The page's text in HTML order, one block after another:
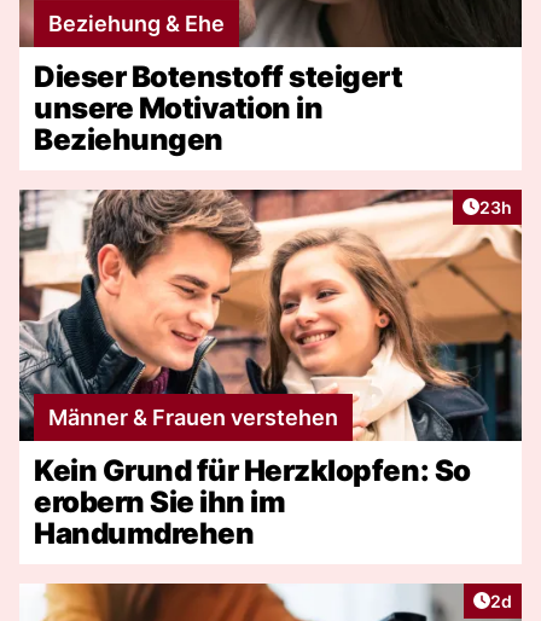
Beziehung & Ehe
Dieser Botenstoff steigert
unsere Motivation in
Beziehungen
Artikel
23h
Männer & Frauen verstehen
Kein Grund für Herzklopfen: So
erobern Sie ihn im
Handumdrehen
2d